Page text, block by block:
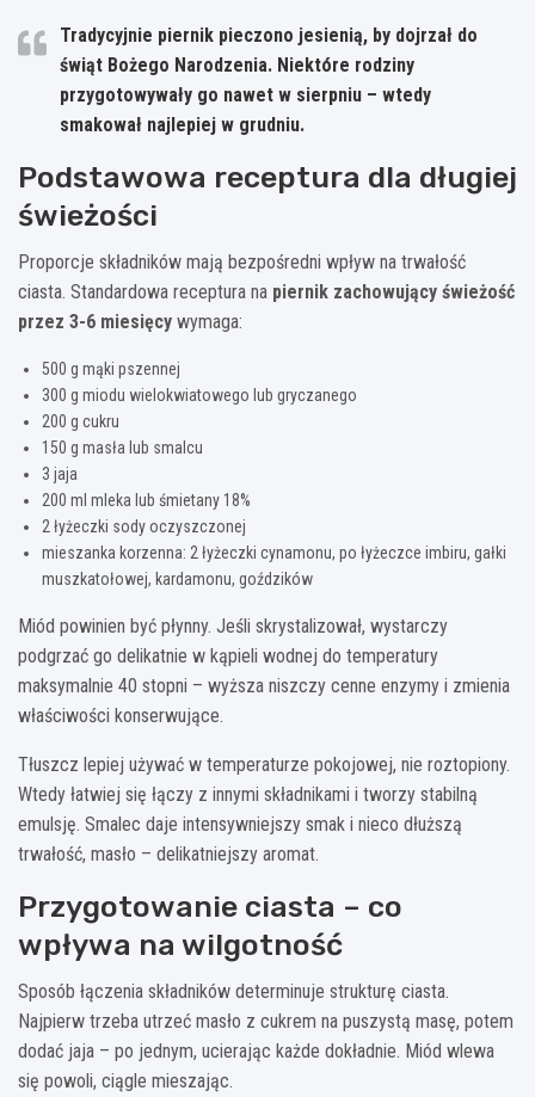
Tradycyjnie piernik pieczono jesienią, by dojrzał do
świąt Bożego Narodzenia. Niektóre rodziny
przygotowywały go nawet w sierpniu – wtedy
smakował najlepiej w grudniu.
Podstawowa receptura dla długiej
świeżości
Proporcje składników mają bezpośredni wpływ na trwałość
ciasta. Standardowa receptura na piernik zachowujący świeżość
przez 3-6 miesięcy wymaga:
500 g mąki pszennej
300 g miodu wielokwiatowego lub gryczanego
200 g cukru
150 g masła lub smalcu
3 jaja
200 ml mleka lub śmietany 18%
2 łyżeczki sody oczyszczonej
mieszanka korzenna: 2 łyżeczki cynamonu, po łyżeczce imbiru, gałki
muszkatołowej, kardamonu, goździków
Miód powinien być płynny. Jeśli skrystalizował, wystarczy
podgrzać go delikatnie w kąpieli wodnej do temperatury
maksymalnie 40 stopni – wyższa niszczy cenne enzymy i zmienia
właściwości konserwujące.
Tłuszcz lepiej używać w temperaturze pokojowej, nie roztopiony.
Wtedy łatwiej się łączy z innymi składnikami i tworzy stabilną
emulsję. Smalec daje intensywniejszy smak i nieco dłuższą
trwałość, masło – delikatniejszy aromat.
Przygotowanie ciasta – co
wpływa na wilgotność
Sposób łączenia składników determinuje strukturę ciasta.
Najpierw trzeba utrzeć masło z cukrem na puszystą masę, potem
dodać jaja – po jednym, ucierając każde dokładnie. Miód wlewa
się powoli, ciągle mieszając.